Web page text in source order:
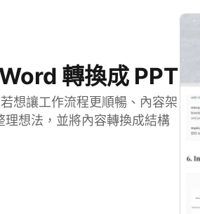
轉換成 PPT
想讓工作流程更順暢、內容架
想法，並將內容轉換成結構